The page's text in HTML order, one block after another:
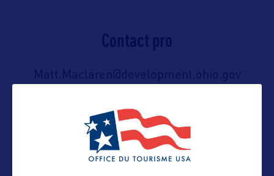
Contact pro
Matt.Maclaren@development.ohio.gov
Contact grand public
askohiotourism@development.ohio.gov